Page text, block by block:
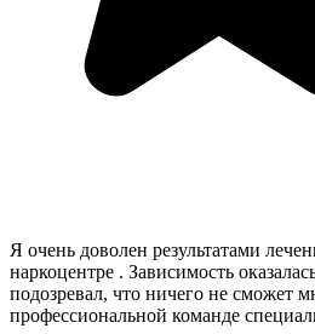
Я очень доволен результатами
наркоцентре . Зависимость
подозревал, что ничего не сможет
профессиональной команде